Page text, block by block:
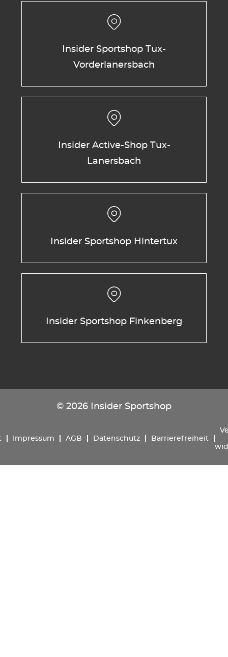
Insider Sportshop Tux-
Vorderlanersbach
Insider Active-Shop Tux-
Lanersbach
Insider Sportshop Hintertux
Insider Sportshop Finkenberg
© 2026 Insider Sportshop
Impressum AGB Datenschutz Barrierefreiheit